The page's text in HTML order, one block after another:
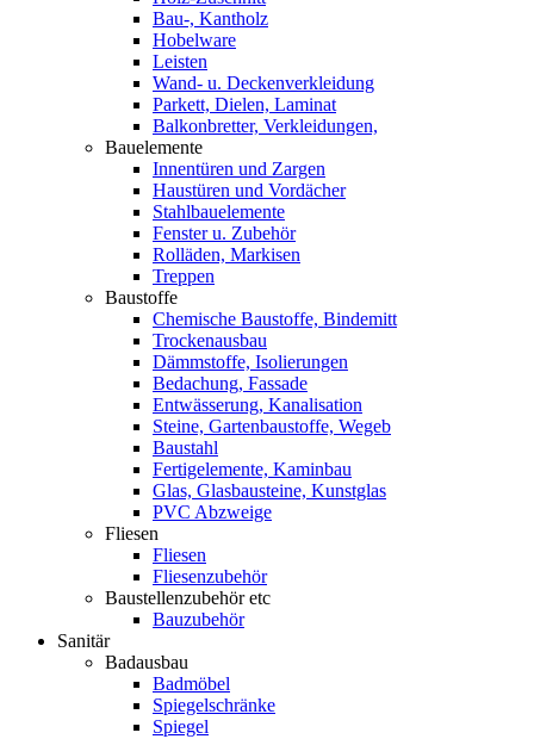
Bau-, Kantholz
Hobelware
Leisten
Wand- u. Deckenverkleidung
Parkett, Dielen, Laminat
Balkonbretter, Verkleidungen,
Bauelemente
Innentüren und Zargen
Haustüren und Vordächer
Stahlbauelemente
Fenster u. Zubehör
Rolläden, Markisen
Treppen
Baustoffe
Chemische Baustoffe, Bindemitt
Trockenausbau
Dämmstoffe, Isolierungen
Bedachung, Fassade
Entwässerung, Kanalisation
Steine, Gartenbaustoffe, Wegeb
Baustahl
Fertigelemente, Kaminbau
Glas, Glasbausteine, Kunstglas
PVC Abzweige
Fliesen
Fliesen
Fliesenzubehör
Baustellenzubehör etc
Bauzubehör
Sanitär
Badausbau
Badmöbel
Spiegelschränke
Spiegel